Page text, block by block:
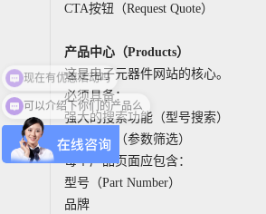
CTA按钮（Request Quote）
产品中心（Products）
这是电子元器件网站的核心。
必须具备：
强大的搜索功能（型号搜索）
筛选功能（参数筛选）
每个产品页面应包含：
型号（Part Number）
品牌
可以介绍下你们的产品么